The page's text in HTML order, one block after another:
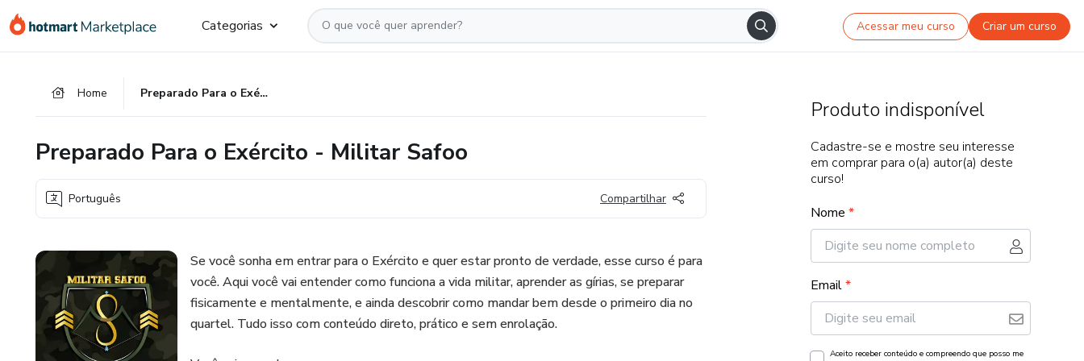
para
para
para
Categorias Acessar meu curso Criar um curso
Home Preparado Para o Exército - Militar Safoo
Preparado Para o Exército - Militar Safoo
Português Compartilhar
Se você sonha em entrar para o Exército e quer estar pronto de verdade, esse curso é para
você. Aqui você vai entender como funciona a vida militar, aprender as gírias, se preparar
fisicamente e mentalmente, e ainda descobrir como mandar bem desde o primeiro dia no
quartel. Tudo isso com conteúdo direto, prático e sem enrolação.
Produto indisponível
Cadastre-se e mostre seu interesse
em comprar para o(a) autor(a) deste
curso!
Nome *
Email*
Aceito receber conteúdo e compreendo que posso me